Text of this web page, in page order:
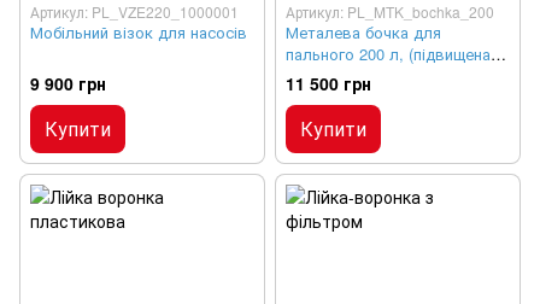
Артикул: PL_VZE220_1000001
Мобільний візок для насосів
9 900 грн
Купити
Артикул: PL_MTK_bochka_200
Металева бочка для
пального 200 л, (підвищена
товщина металу, 2 мм)
11 500 грн
Купити